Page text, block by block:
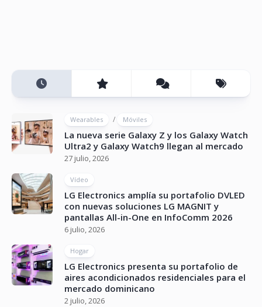
Wearables / Móviles
La nueva serie Galaxy Z y los Galaxy Watch
Ultra2 y Galaxy Watch9 llegan al mercado
27 julio, 2026
Vídeo
LG Electronics amplía su portafolio DVLED
con nuevas soluciones LG MAGNIT y
pantallas All-in-One en InfoComm 2026
6 julio, 2026
Hogar
LG Electronics presenta su portafolio de
aires acondicionados residenciales para el
mercado dominicano
2 julio, 2026